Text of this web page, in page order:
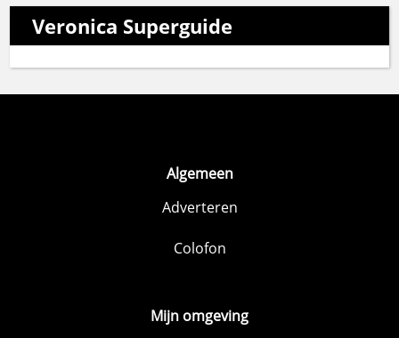
Veronica Superguide
Algemeen
Adverteren
Colofon
Mijn omgeving